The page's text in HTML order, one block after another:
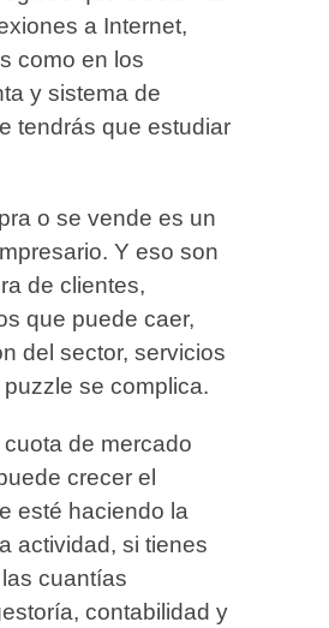
a Internet,
como en los
y sistema de
tendrás que estudiar
o se vende es un
Y eso son
de clientes,
que puede caer,
del sector, servicios
se complica.
de mercado
crecer el
esté haciendo la
actividad, si tienes
cuantías
contabilidad y